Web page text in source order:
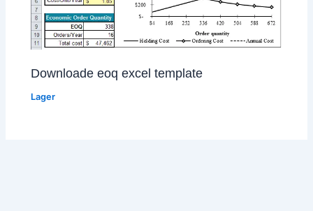
Downloade eoq excel template
Lager